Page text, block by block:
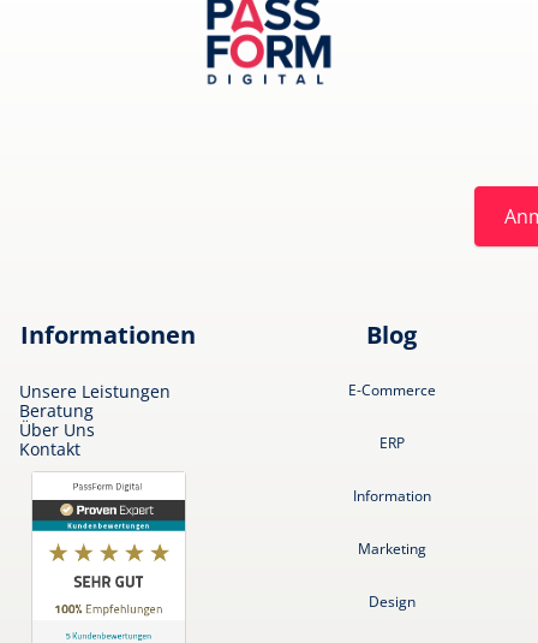
Informationen
Unsere Leistungen
Beratung
Über Uns
Kontakt
Blog
E-Commerce
ERP
Information
Marketing
Design